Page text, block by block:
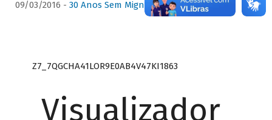
09/03/2016 - 30 Anos Sem Mignone
Z7_7QGCHA41LOR9E0AB4V47KI1863
Visualizador